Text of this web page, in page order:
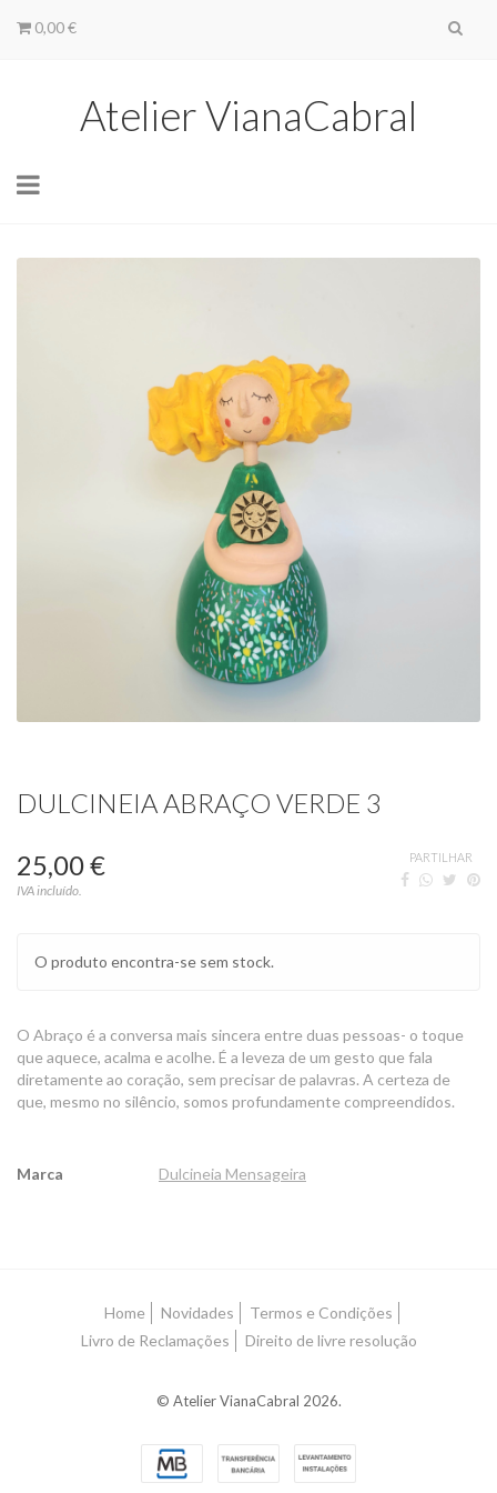
0,00 €
Atelier VianaCabral
Toggle
DULCINEIA ABRAÇO VERDE 3
25,00 €
IVA incluído.
PARTILHAR
O produto encontra-se sem stock.
O Abraço é a conversa mais sincera entre duas pessoas- o toque
que aquece, acalma e acolhe. É a leveza de um gesto que fala
diretamente ao coração, sem precisar de palavras. A certeza de
que, mesmo no silêncio, somos profundamente compreendidos.
Marca
Dulcineia Mensageira
Home Novidades
Termos e Condições
Livro de Reclamações
Direito de livre resolução
© Atelier VianaCabral 2026.